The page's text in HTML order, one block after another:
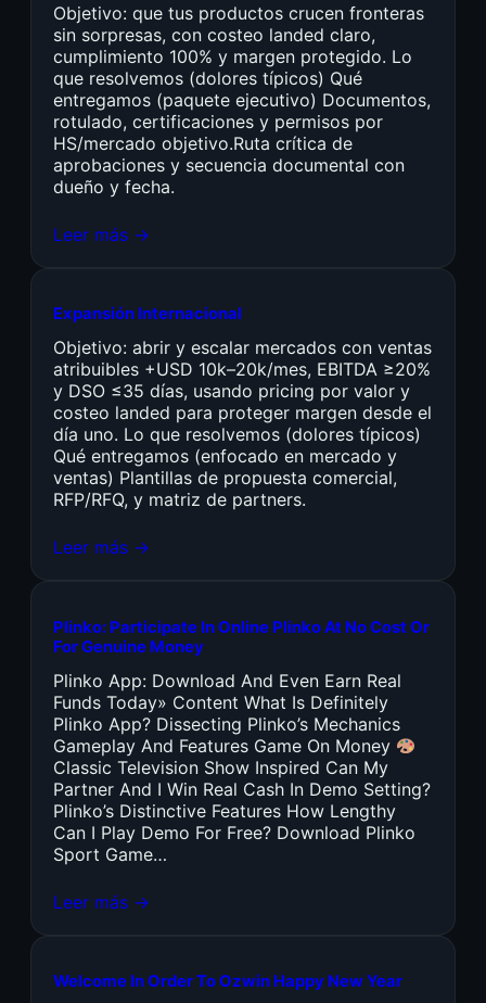
Objetivo: que tus productos crucen fronteras
sin sorpresas, con costeo landed claro,
cumplimiento 100% y margen protegido. Lo
que resolvemos (dolores típicos) Qué
entregamos (paquete ejecutivo) Documentos,
rotulado, certificaciones y permisos por
HS/mercado objetivo.Ruta crítica de
aprobaciones y secuencia documental con
dueño y fecha.
Leer más →
Expansión Internacional
Objetivo: abrir y escalar mercados con ventas
atribuibles +USD 10k–20k/mes, EBITDA ≥20%
y DSO ≤35 días, usando pricing por valor y
costeo landed para proteger margen desde el
día uno. Lo que resolvemos (dolores típicos)
Qué entregamos (enfocado en mercado y
ventas) Plantillas de propuesta comercial,
RFP/RFQ, y matriz de partners.
Leer más →
Plinko: Participate In Online Plinko At No Cost Or
For Genuine Money
Plinko App: Download And Even Earn Real
Funds Today» Content What Is Definitely
Plinko App? Dissecting Plinko’s Mechanics
Gameplay And Features Game On Money
Classic Television Show Inspired Can My
Partner And I Win Real Cash In Demo Setting?
Plinko’s Distinctive Features How Lengthy
Can I Play Demo For Free? Download Plinko
Sport Game…
Leer más →
Welcome In Order To Ozwin Happy New Year